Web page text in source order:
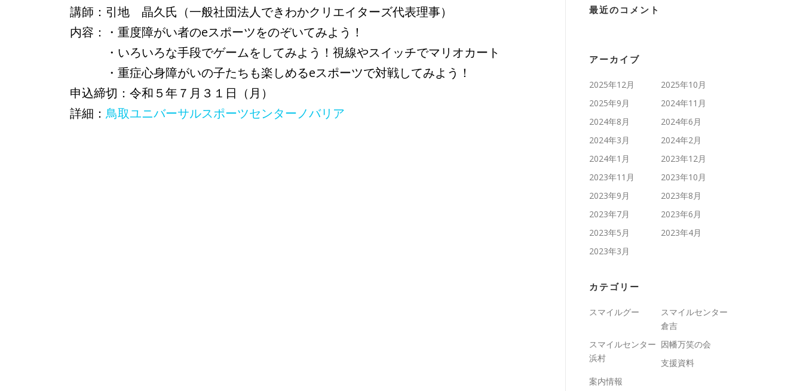
講師：引地 晶久氏（一般社団法人できわかクリエイターズ代表理事）
内容：・重度障がい者のeスポーツをのぞいてみよう！
・いろいろな手段でゲームをしてみよう！視線やスイッチでマリオカート
・重症心身障がいの子たちも楽しめるeスポーツで対戦してみよう！
申込締切：令和５年７月３１日（月）
詳細： 鳥取ユニバーサルスポーツセンターノバリア
最近のコメント
アーカイブ
2025年12月
2025年10月
2025年9月
2024年11月
2024年8月
2024年6月
2024年3月
2024年2月
2024年1月
2023年12月
2023年11月
2023年10月
2023年9月
2023年8月
2023年7月
2023年6月
2023年5月
2023年4月
2023年3月
カテゴリー
スマイルグー
スマイルセンター
倉吉
スマイルセンター
浜村
因幡万笑の会
支援資料
案内情報